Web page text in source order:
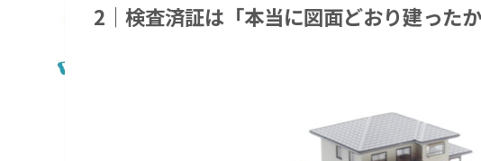
2｜検査済証は「本当に図面どおり建った